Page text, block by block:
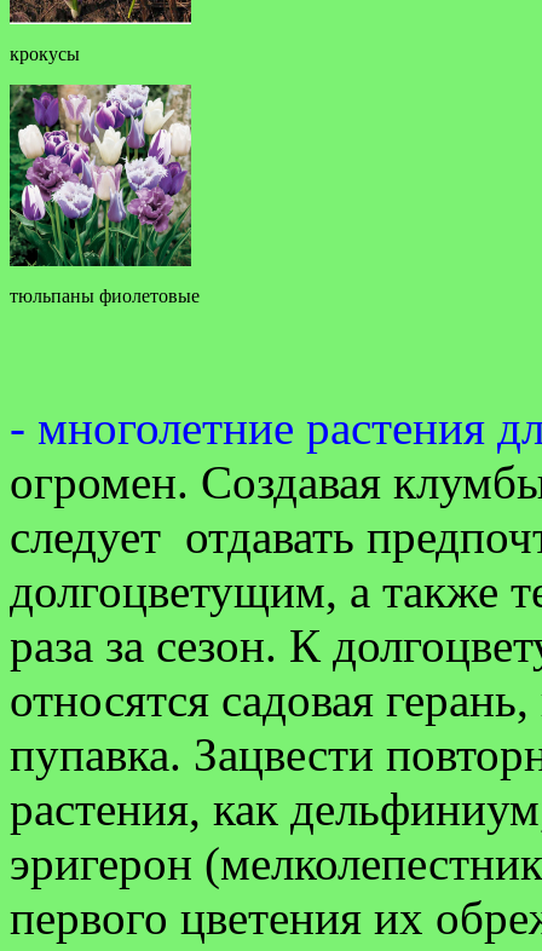
крокусы
тюльпаны фиолетовые
- многолетние растения
огромен. Создавая
следует отдавать
долгоцветущим, а также
раза за сезон. К
относятся садовая
пупавка. Зацвести
растения, как
эригерон
первого цветения их